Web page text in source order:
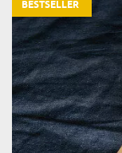
BESTSELLER